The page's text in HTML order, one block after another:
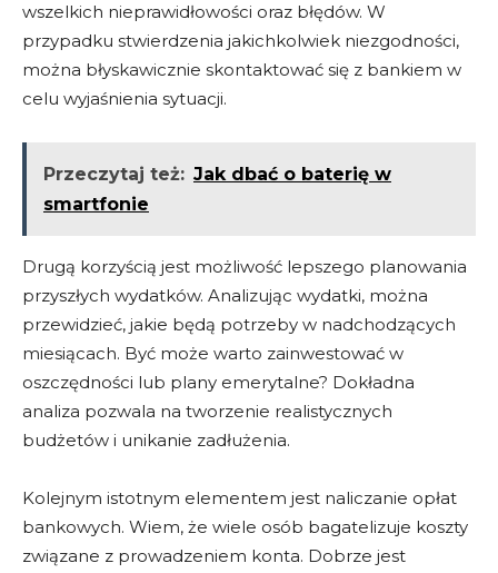
wszelkich nieprawidłowości oraz błędów. W
przypadku stwierdzenia jakichkolwiek niezgodności,
można błyskawicznie skontaktować się z bankiem w
celu wyjaśnienia sytuacji.
Przeczytaj też: Jak dbać o baterię w
smartfonie
Drugą korzyścią jest możliwość lepszego planowania
przyszłych wydatków. Analizując wydatki, można
przewidzieć, jakie będą potrzeby w nadchodzących
miesiącach. Być może warto zainwestować w
oszczędności lub plany emerytalne? Dokładna
analiza pozwala na tworzenie realistycznych
budżetów i unikanie zadłużenia.
Kolejnym istotnym elementem jest naliczanie opłat
bankowych. Wiem, że wiele osób bagatelizuje koszty
związane z prowadzeniem konta. Dobrze jest